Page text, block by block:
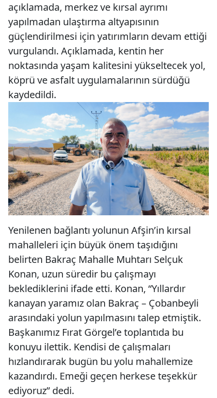
açıklamada, merkez ve kırsal ayrımı
yapılmadan ulaştırma altyapısının
güçlendirilmesi için yatırımların devam ettiği
vurgulandı. Açıklamada, kentin her
noktasında yaşam kalitesini yükseltecek yol,
köprü ve asfalt uygulamalarının sürdüğü
kaydedildi.
Yenilenen bağlantı yolunun Afşin’in kırsal
mahalleleri için büyük önem taşıdığını
belirten Bakraç Mahalle Muhtarı Selçuk
Konan, uzun süredir bu çalışmayı
beklediklerini ifade etti. Konan, “Yıllardır
kanayan yaramız olan Bakraç – Çobanbeyli
arasındaki yolun yapılmasını talep etmiştik.
Başkanımız Fırat Görgel’e toplantıda bu
konuyu ilettik. Kendisi de çalışmaları
hızlandırarak bugün bu yolu mahallemize
kazandırdı. Emeği geçen herkese teşekkür
ediyoruz” dedi.